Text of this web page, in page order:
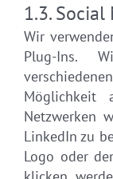
1.3. Social
Wir
Plug-Ins.
Möglichkeit
Netzwerken
LinkedIn zu
Logo oder